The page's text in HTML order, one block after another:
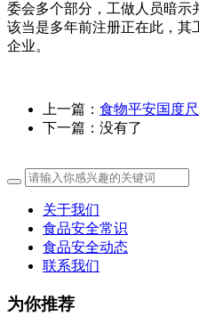
委会多个部分，工做人员暗示
该当是多年前注册正在此，其
企业。
上一篇： 食物平安国度
下一篇：没有了
关于我们
食品安全常识
食品安全动态
联系我们
为你推荐